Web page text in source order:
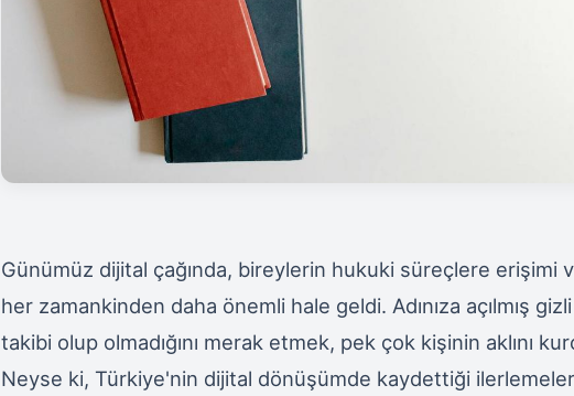
Günümüz dijital çağında, bireylerin hukuki süreçlere erişimi
her zamankinden daha önemli hale geldi. Adınıza açılmış
takibi olup olmadığını merak etmek, pek çok kişinin aklını
Neyse ki, Türkiye'nin dijital dönüşümde kaydettiği